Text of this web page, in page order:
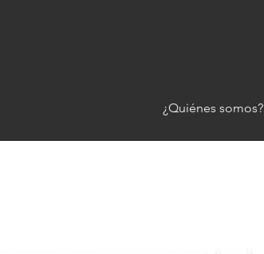
¿Quiénes somos?